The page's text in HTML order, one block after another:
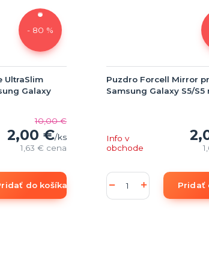
- 80 %
UltraSlim
Galaxy
10,00 €
2,00 €/ks
1,63 € cena
do košíka
Puzdro Forcell Mirror
Samsung Galaxy S5/S5
Info v
obchode
Pridať